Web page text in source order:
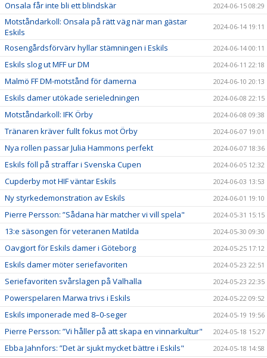
Onsala får inte bli ett blindskär 2024-06-15 08:29
Motståndarkoll: Onsala på rätt väg när man gästar
Eskils
2024-06-14 19:11
Rosengårdsförvärv hyllar stämningen i Eskils 2024-06-14 00:11
Eskils slog ut MFF ur DM 2024-06-11 22:18
Malmö FF DM-motstånd för damerna 2024-06-10 20:13
Eskils damer utökade serieledningen 2024-06-08 22:15
Motståndarkoll: IFK Örby 2024-06-08 09:38
Tränaren kräver fullt fokus mot Örby 2024-06-07 19:01
Nya rollen passar Julia Hammons perfekt 2024-06-07 18:36
Eskils föll på straffar i Svenska Cupen 2024-06-05 12:32
Cupderby mot HIF väntar Eskils 2024-06-03 13:53
Ny styrkedemonstration av Eskils 2024-06-01 19:10
Pierre Persson: ”Sådana här matcher vi vill spela" 2024-05-31 15:15
13:e säsongen för veteranen Matilda 2024-05-30 09:30
Oavgjort för Eskils damer i Göteborg 2024-05-25 17:12
Eskils damer möter seriefavoriten 2024-05-23 22:51
Seriefavoriten svårslagen på Valhalla 2024-05-23 22:35
Powerspelaren Marwa trivs i Eskils 2024-05-22 09:52
Eskils imponerade med 8–0-seger 2024-05-19 19:56
Pierre Persson: ”Vi håller på att skapa en vinnarkultur" 2024-05-18 15:27
Ebba Jahnfors: ”Det är sjukt mycket bättre i Eskils" 2024-05-18 14:58